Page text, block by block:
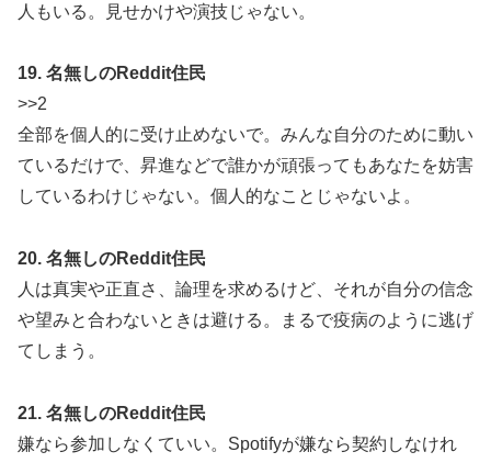
人もいる。見せかけや演技じゃない。
19. 名無しのReddit住民
>>2
全部を個人的に受け止めないで。みんな自分のために動い
ているだけで、昇進などで誰かが頑張ってもあなたを妨害
しているわけじゃない。個人的なことじゃないよ。
20. 名無しのReddit住民
人は真実や正直さ、論理を求めるけど、それが自分の信念
や望みと合わないときは避ける。まるで疫病のように逃げ
てしまう。
21. 名無しのReddit住民
嫌なら参加しなくていい。Spotifyが嫌なら契約しなけれ